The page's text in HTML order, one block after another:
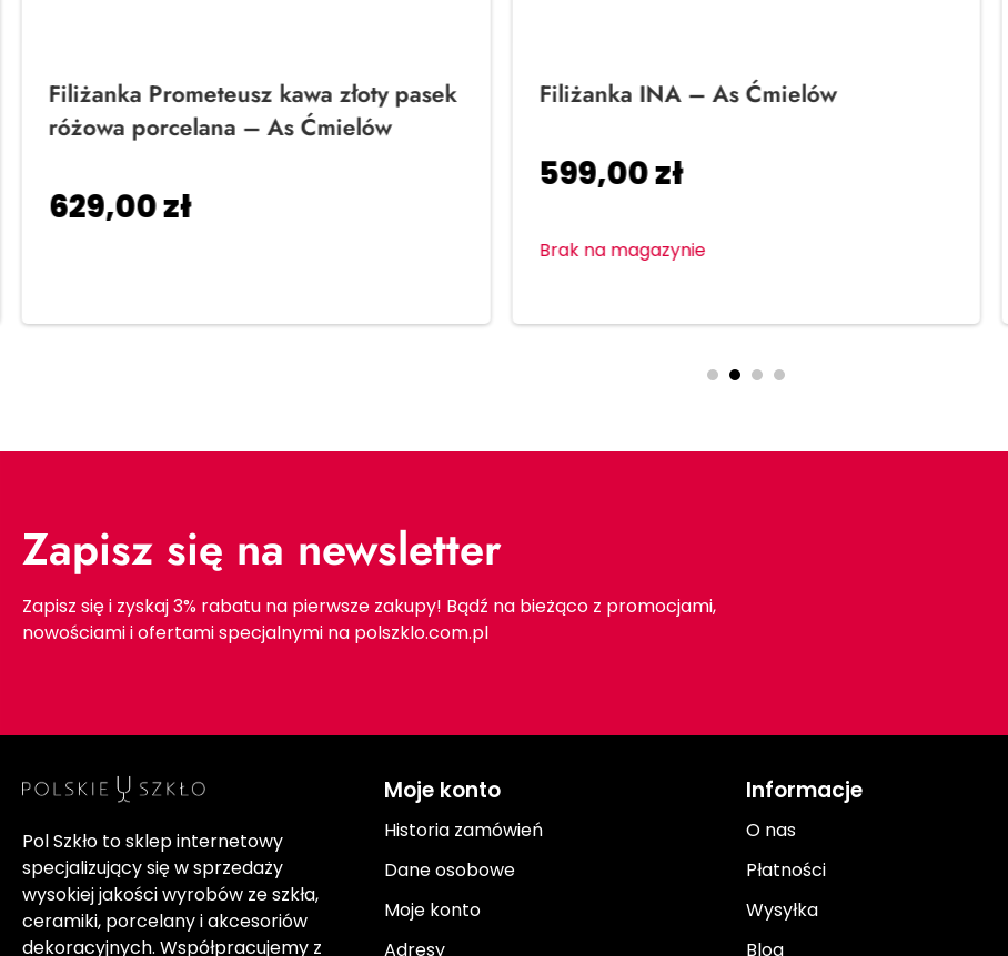
Filiżanka Prometeusz kawa złoty pasek
różowa porcelana – As Ćmielów
629,00zł
Filiżanka INA – As Ćmielów
599,00zł
Brak na magazynie
Zapisz się na newsletter
Zapisz się i zyskaj 3% rabatu na pierwsze zakupy! Bądź na bieżąco z promocjami,
nowościami i ofertami specjalnymi na polszklo.com.pl
Pol Szkło to sklep internetowy
specjalizujący się w sprzedaży
wysokiej jakości wyrobów ze szkła,
ceramiki, porcelany i akcesoriów
dekoracyjnych. Współpracujemy z
Moje konto
Historia zamówień
Dane osobowe
Moje konto
Adresy
Informacje
O nas
Płatności
Wysyłka
Blog